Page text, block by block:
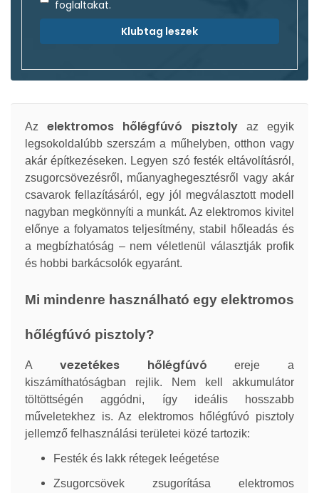
foglaltakat.
Klubtag leszek
Azelektromos hőlégfúvó pisztolyaz egyik
legsokoldalúbb szerszám a műhelyben, otthon vagy
akár építkezéseken. Legyen szó festék eltávolításról,
zsugorcsövezésről, műanyaghegesztésről vagy akár
csavarok fellazításáról, egy jól megválasztott modell
nagyban megkönnyíti a munkát. Az elektromos kivitel
előnye a folyamatos teljesítmény, stabil hőleadás és
a megbízhatóság – nem véletlenül választják profik
és hobbi barkácsolók egyaránt.
Mi mindenre használható egy elektromos
hőlégfúvó pisztoly?
A vezetékes hőlégfúvóereje a
kiszámíthatóságban rejlik. Nem kell akkumulátor
töltöttségén aggódni, így ideális hosszabb
műveletekhez is. Az elektromos hőlégfúvó pisztoly
jellemző felhasználási területei közé tartozik:
Festék és lakk rétegek leégetése
Zsugorcsövek zsugorítása elektromos